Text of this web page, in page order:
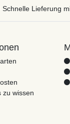
Schnelle Lieferung
zu wissen